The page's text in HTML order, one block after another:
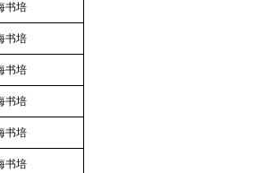
书培
书培
书培
书培
书培
书培